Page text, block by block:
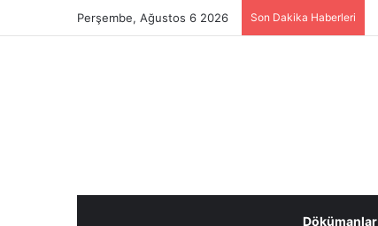
Perşembe, Ağustos 6 2026 Son Dakika Haberleri
Dökümanlar